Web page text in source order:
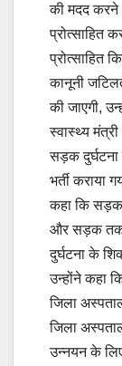
की मदद करने
प्रोत्साहित
प्रोत्साहित
कानूनी
की जाएगी,
स्वास्थ्य
सड़क दुर्घटना
भर्ती कराया
कहा कि सड़क
और सड़क तक
दुर्घटना के
उन्होंने कहा
जिला
जिला
उन्नयन के